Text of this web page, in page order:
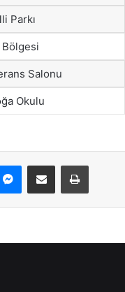
Parkı
Salonu
Okulu
Messenger
E-Posta ile paylaş Yazdır